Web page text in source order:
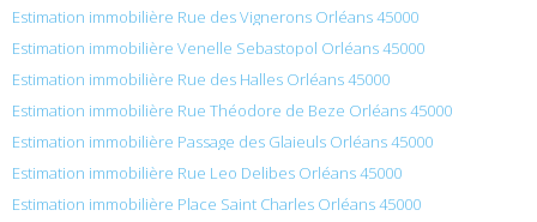
Estimation immobilière Rue des Vignerons Orléans 45000
Estimation immobilière Venelle Sebastopol Orléans 45000
Estimation immobilière Rue des Halles Orléans 45000
Estimation immobilière Rue Théodore de Beze Orléans 45000
Estimation immobilière Passage des Glaieuls Orléans 45000
Estimation immobilière Rue Leo Delibes Orléans 45000
Estimation immobilière Place Saint Charles Orléans 45000